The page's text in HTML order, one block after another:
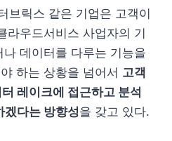
브릭스 같은 기업은 고객이
라우드서비스 사업자의 기
데이터를 다루는 기능을
하는 상황을 넘어서 고객
레이크에 접근하고 분석
겠다는 방향성을 갖고 있다.